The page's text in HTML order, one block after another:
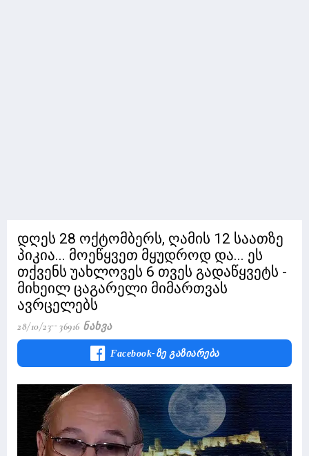
დღეს 28 ოქტომბერს, ღამის 12 საათზე
პიკია... მოეწყვეთ მყუდროდ და... ეს
თქვენს უახლოვეს 6 თვეს გადაწყვეტს -
მიხეილ ცაგარელი მიმართვას
ავრცელებს
28/10/23 36916 Ნახვა
Facebook-Ზე Გაზიარება